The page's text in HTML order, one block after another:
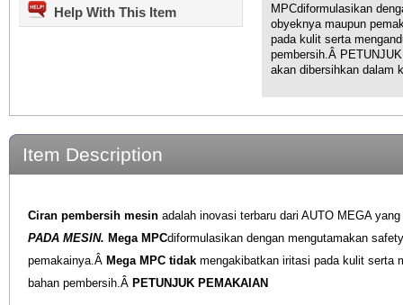
Help With This Item
MPCdiformulasikan
obyeknya maupun
pada kulit serta
pembersih.Â
akan dibersihkan dalam
Item Description
Ciran pembersih mesin adalah inovasi terbaru dari AUTO MEGA
PADA MESIN. Mega MPCdiformulasikan dengan mengutamakan
pemakainya.Â Mega MPC tidak mengakibatkan iritasi pada kulit serta
bahan pembersih.Â PETUNJUK PEMAKAIAN